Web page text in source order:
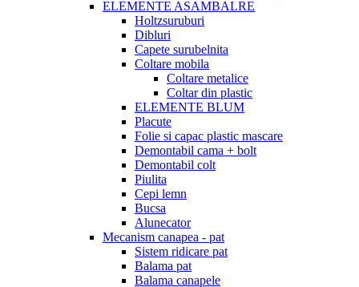
ELEMENTE ASAMBALRE
Holtzsuruburi
Dibluri
Capete surubelnita
Coltare mobila
Coltare metalice
Coltar din plastic
ELEMENTE BLUM
Placute
Folie si capac plastic mascare
Demontabil cama + bolt
Demontabil colt
Piulita
Cepi lemn
Bucsa
Alunecator
Mecanism canapea - pat
Sistem ridicare pat
Balama pat
Balama canapele